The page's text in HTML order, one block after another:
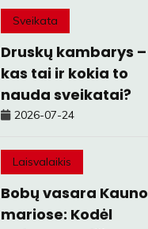
Sveikata
Druskų kambarys –
kas tai ir kokia to
nauda sveikatai?
2026-07-24
Laisvalaikis
Bobų vasara Kauno
mariose: Kodėl